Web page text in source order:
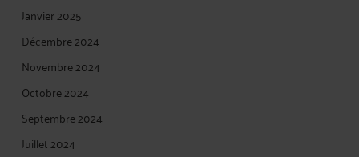
Janvier 2025
Décembre 2024
Novembre 2024
Octobre 2024
Septembre 2024
Juillet 2024